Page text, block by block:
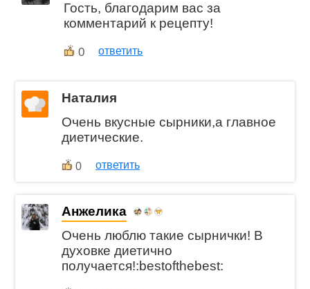
Гость, благодарим вас за
комментарий к рецепту!
0 ответить
Наталия
Очень вкусные сырники,а главное
диетические.
0 ответить
Анжелика
Очень люблю такие сырнички! В
духовке диетично
получается!:bestofthebest: